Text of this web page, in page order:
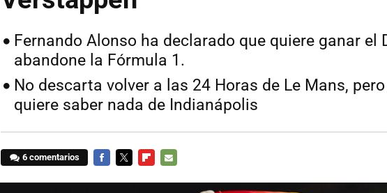
Fernando Alonso ha declarado que quiere ganar el
abandone la Fórmula 1.
No descarta volver a las 24 Horas de Le Mans,
quiere saber nada de Indianápolis
6 comentarios